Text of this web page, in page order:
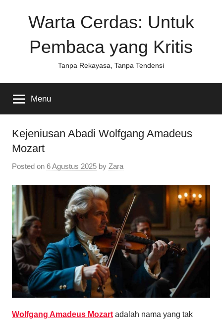
Warta Cerdas: Untuk
Pembaca yang Kritis
Tanpa Rekayasa, Tanpa Tendensi
Menu
Kejeniusan Abadi Wolfgang Amadeus
Mozart
Posted on 6 Agustus 2025 by Zara
Wolfgang Amadeus Mozartadalah nama yang tak